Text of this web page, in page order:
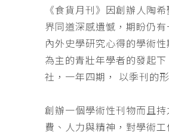
《食貨月刊》因創辦人陶
界同道深感遺憾，期盼仍
內外史學研究心得的學術
為主的青壯年學者的發起
社，一年四期， 以季刊的
創辦一個學術性刊物而且
費、人力與精神，對學術